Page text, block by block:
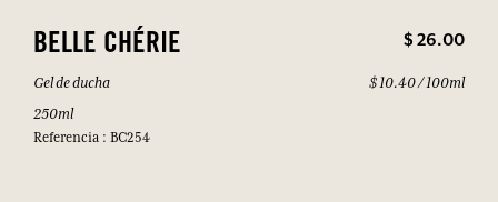
BELLE CHÉRIE $ 26.00
Gel de ducha
250ml
Referencia : BC254
$ 10.40 / 100ml